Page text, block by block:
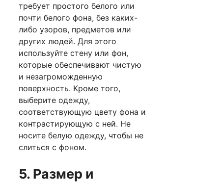
требует простого белого или
почти белого фона, без каких-
либо узоров, предметов или
других людей. Для этого
используйте стену или фон,
которые обеспечивают чистую
и незагроможденную
поверхность. Кроме того,
выберите одежду,
соответствующую цвету фона и
контрастирующую с ней. Не
носите белую одежду, чтобы не
слиться с фоном.
5. Размер и